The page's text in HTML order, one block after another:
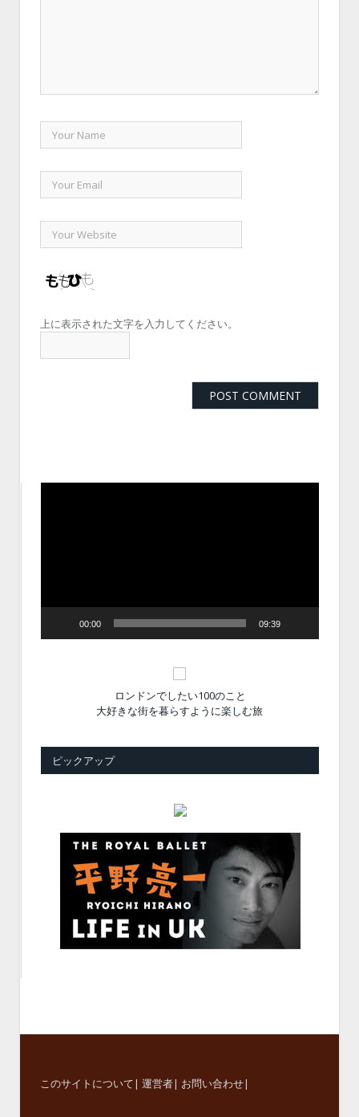
上に表示された文字を入力してください。
00:00 09:39
ロンドンでしたい100のこと
大好きな街を暮らすように楽しむ旅
ピックアップ
このサイトについて| 運営者| お問い合わせ|